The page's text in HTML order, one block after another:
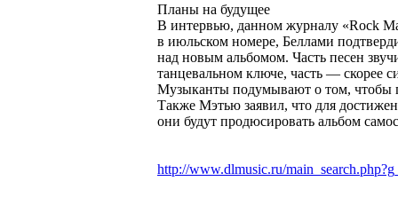
Планы на будущее
В интервью, данном журналу «Rock
в июльском номере, Беллами
над новым альбомом. Часть песен
танцевальном ключе, часть — скорее
Музыканты подумывают о том, чтобы
Также Мэтью заявил, что для
они будут продюсировать альбом
http://www.dlmusic.ru/